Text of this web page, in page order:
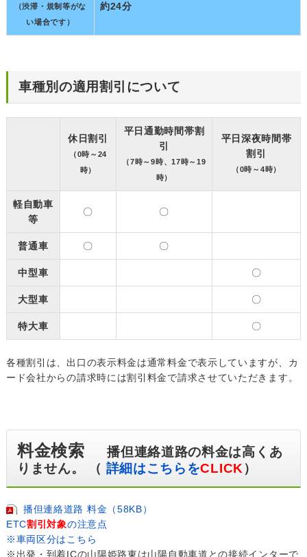
（渋滞・規制等がな
い場合です）
約24分
車種別の適用割引について
休日割引
（0時～24
時）
平日通勤時間帯割
引
（7時～9時、17時～19
時）
平日深夜時間帯
割引
（0時～4時）
軽自動車
等
〇 〇
普通車 〇 〇
中型車 〇
大型車 〇
特大車 〇
各種割引は、出口の表示料金は通常料金で表示していますが、カ
ード会社からの請求時には割引料金で請求させていただきます。
料金検索播但連絡道路の料金は高くあ
りません。 （ 詳細はこちらをCLICK ）
播但連絡道路 料金（58KB）
ETC割引対象の注意点
※車両区分はこちら
※出発・到着ICの山陽姫路東は山陽自動車道との接続インターで